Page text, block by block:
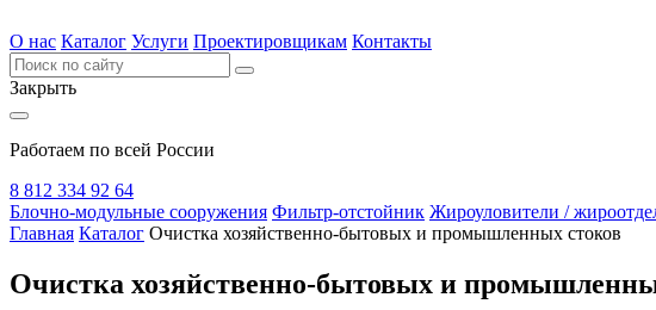
О нас Каталог Услуги Проектировщикам Контакты
Закрыть
Работаем по всей России
8 812 334 92 64
Блочно-модульные сооружения Фильтр-отстойник Жироуловители /
Главная Каталог Очистка хозяйственно-бытовых и промышленных стоков
Очистка хозяйственно-бытовых и